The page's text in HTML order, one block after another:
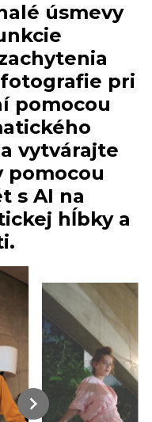
úsmevy
pri
pomocou
vytvárajte
pomocou
s AI na
hĺbky a